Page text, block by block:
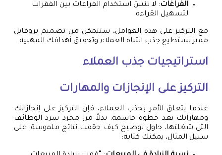
الفراغات: لا تنسَ استخدام الفراغات بين الفقرات
لتسهيل القراءة.
مع التركيز على هذه العوامل، ستتمكن من تصميم بروفايل
مميز يستطيع جذب انتباه العملاء وتحقيق أهدافك المهنية.
استراتيجيات جذب العملاء
التركيز على الإنجازات والمهارات
عندما يتعلق الأمر بجذب العملاء، فإن التركيز على إنجازاتك
ومهاراتك يعد خطوة حاسمة. بدلاً من مجرد سرد الوظائف
التي شغلتها، حاول توضيح كيف حققت نتائج ملموسة. على
سبيل المثال، يمكنك كتابة: